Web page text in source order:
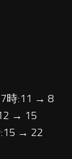
時:11 → 8
→ 15
→ 22